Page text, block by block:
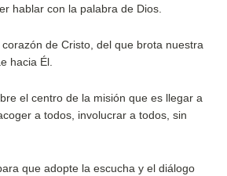
hablar con la palabra de Dios.
de Cristo, del que brota nuestra
hacia Él.
el centro de la misión que es llegar a
a todos, involucrar a todos, sin
que adopte la escucha y el diálogo